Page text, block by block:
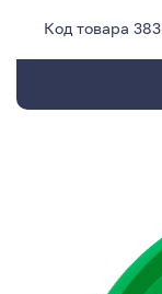
Код товара 383